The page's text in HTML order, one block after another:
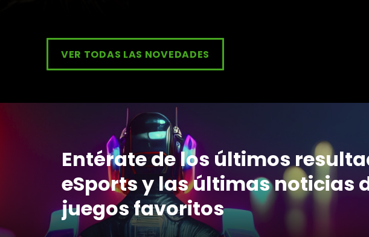
VER TODAS LAS NOVEDADES
Entérate de los últimos
eSports y las últimas noticias
juegos favoritos